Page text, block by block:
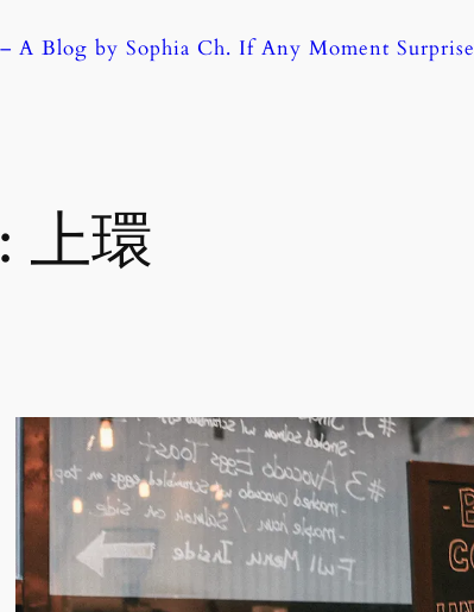
A Blog by Sophia Ch. If Any Moment
上環